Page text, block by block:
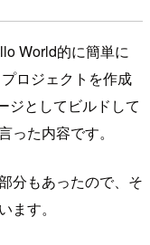
World的に簡単に
ロジェクトを作成
としてビルドして
た内容です。
分もあったので、そ
す。